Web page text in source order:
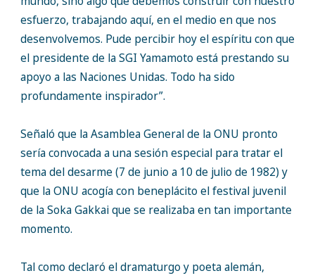
esfuerzo, trabajando aquí, en el medio en que nos
desenvolvemos. Pude percibir hoy el espíritu con que
el presidente de la SGI Yamamoto está prestando su
apoyo a las Naciones Unidas. Todo ha sido
profundamente inspirador”.
Señaló que la Asamblea General de la ONU pronto
sería convocada a una sesión especial para tratar el
tema del desarme (7 de junio a 10 de julio de 1982) y
que la ONU acogía con beneplácito el festival juvenil
de la Soka Gakkai que se realizaba en tan importante
momento.
Tal como declaró el dramaturgo y poeta alemán,